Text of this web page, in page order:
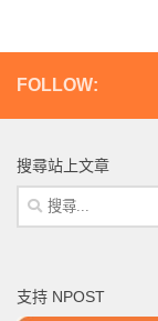
FOLLOW:
搜尋站上文章
搜
尋
字:
支持 NPOST